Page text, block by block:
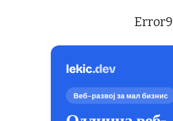
Error9